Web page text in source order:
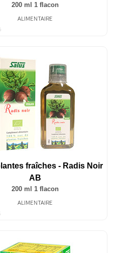
200 ml 1 flacon
ALIMENTAIRE
fraîches - Radis Noir
AB
200 ml 1 flacon
ALIMENTAIRE